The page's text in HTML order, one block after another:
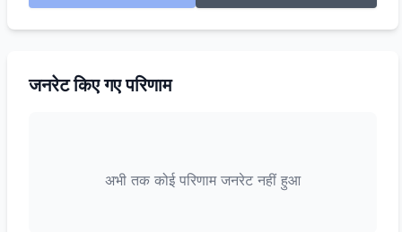
जनरेट किए गए परिणाम
अभी तक कोई परिणाम जनरेट नहीं हुआ